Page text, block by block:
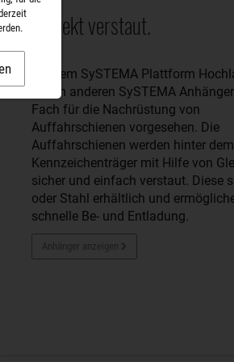
Perfekt verstaut.
Bei dem SySTEMA Plattform
jedem anderen SySTEMA
Fach für die Nachrüstung von
Auffahrschienen vorgesehen. Die
Auffahrschienen werden hinter dem
Kennzeichenträger mit Hilfe von
sicher und einfach verstaut. Diese
oder Stahl erhältlich und
schnelle Be- und Entladung.